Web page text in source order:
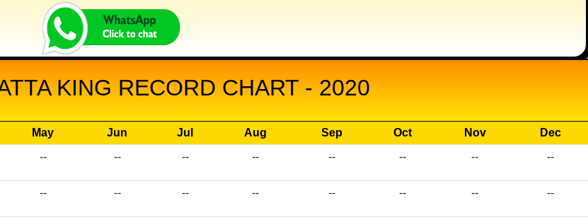
KING RECORD CHART - 2020
May Jun Jul Aug Sep Oct Nov
Dec
-- -- -- -- -- -- -- --
-- -- -- -- -- -- -- --